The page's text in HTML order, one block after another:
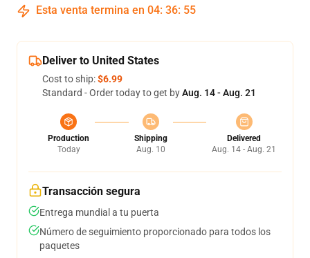
Esta venta termina en 04: 36: 54
Deliver to United States
Cost to ship:$6.99
Standard - Order today to get byAug. 14 - Aug. 21
Production
Today
Shipping
Aug. 10
Delivered
Aug. 14 - Aug. 21
Transacción segura
Entrega mundial a tu puerta
Número de seguimiento proporcionado para todos los
paquetes